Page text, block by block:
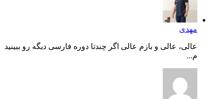
مهدی
عالی، عالی و بازم عالی اگر چندتا دوره فارسی دیگه رو ببینید
م...